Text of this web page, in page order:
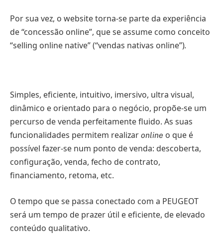
Por sua vez, o website torna-se parte da experiência
de “concessão online”, que se assume como conceito
“selling online native” (“vendas nativas online”).
Simples, eficiente, intuitivo, imersivo, ultra visual,
dinâmico e orientado para o negócio, propõe-se um
percurso de venda perfeitamente fluido. As suas
funcionalidades permitem realizar online o que é
possível fazer-se num ponto de venda: descoberta,
configuração, venda, fecho de contrato,
financiamento, retoma, etc.
O tempo que se passa conectado com a PEUGEOT
será um tempo de prazer útil e eficiente, de elevado
conteúdo qualitativo.